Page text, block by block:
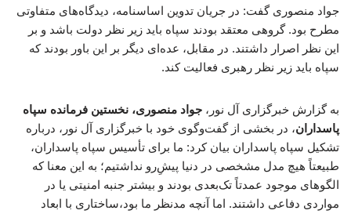
جواد منصوری گفت: در جریان تدوین اساسنامه، دیدگاه‌های متفاوتی
مطرح بود. گروهی معتقد بودند سپاه باید زیر نظر دولت باشد و بر
این نظر اصرار داشتند. در مقابل، عده‌ای دیگر بر این باور بودند که
سپاه باید زیر نظر رهبری فعالیت کند.
به گزارش خبرگزاری آل نور، جواد منصوری، نخستین فرمانده سپاه
پاسداران، در بخشی از گفت‌وگوی خود با خبرگزاری آل نور، درباره
تشکیل سپاه پاسداران بیان کرد: ما برای تأسیس سپاه پاسداران،
طبیعتاً هیچ مدل مشخصی در دنیا پیشِ‌رو نداشتیم؛ به این معنا که
الگوهای موجود عمدتاً تک‌بعدی بودند و بیشتر جنبه امنیتی یا در
مواردی دفاعی داشتند. اما آنچه مدنظر ما بود،ساختاری با ابعاد